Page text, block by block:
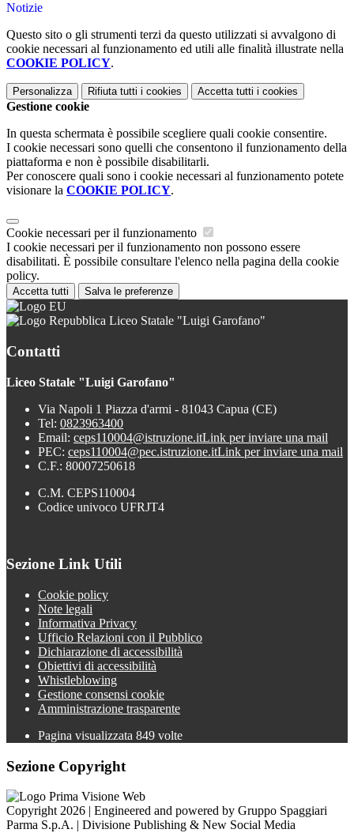
Notizie
Questo sito o gli strumenti terzi da questo utilizzati si avvalgono di
cookie necessari al funzionamento ed utili alle finalità illustrate nella
COOKIE POLICY.
Personalizza Rifiuta tutti i cookies Accetta tutti i cookies
Gestione cookie
In questa schermata è possibile scegliere quali cookie consentire.
I cookie necessari sono quelli che consentono il funzionamento della
piattaforma e non è possibile disabilitarli.
Per conoscere quali sono i cookie necessari al funzionamento potete
visionare la COOKIE POLICY.
Cookie necessari per il funzionamento
I cookie necessari per il funzionamento non possono essere
disabilitati. È possibile consultare l'elenco nella pagina della cookie
policy.
Accetta tutti Salva le preferenze
Liceo Statale "Luigi Garofano"
Contatti
Liceo Statale "Luigi Garofano"
Via Napoli 1 Piazza d'armi - 81043 Capua (CE)
Tel: 0823963400
Email: ceps110004@istruzione.itLink per inviare una mail
PEC: ceps110004@pec.istruzione.itLink per inviare una mail
C.F.: 80007250618
C.M. CEPS110004
Codice univoco UFRJT4
Sezione Link Utili
Cookie policy
Note legali
Informativa Privacy
Ufficio Relazioni con il Pubblico
Dichiarazione di accessibilità
Obiettivi di accessibilità
Whistleblowing
Gestione consensi cookie
Amministrazione trasparente
Pagina visualizzata 849 volte
Sezione Copyright
Copyright 2026 | Engineered and powered by Gruppo Spaggiari
Parma S.p.A. | Divisione Publishing & New Social Media